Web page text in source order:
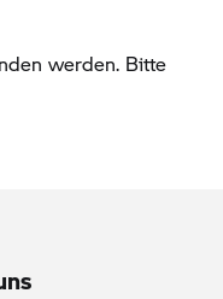
werden. Bitte